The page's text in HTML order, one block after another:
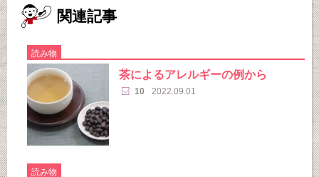
関連記事
読み物
茶によるアレルギーの例から
10 2022.09.01
読み物